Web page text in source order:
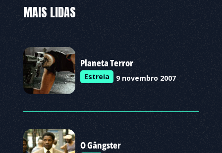
MAIS LIDAS
Planeta Terror
Estreia 9 novembro 2007
O Gângster